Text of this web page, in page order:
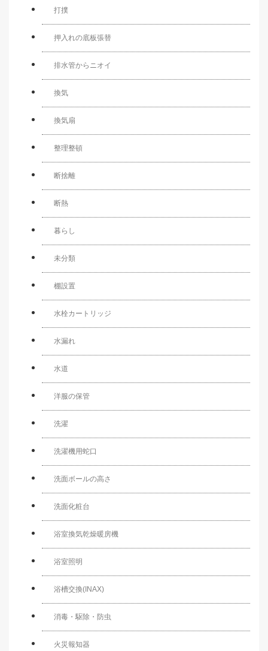
打撲
押入れの底板張替
排水管からニオイ
換気
換気扇
整理整頓
断捨離
断熱
暮らし
未分類
棚設置
水栓カートリッジ
水漏れ
水道
洋服の保管
洗濯
洗濯機用蛇口
洗面ボールの高さ
洗面化粧台
浴室換気乾燥暖房機
浴室照明
浴槽交換(INAX)
消毒・駆除・防虫
火災報知器